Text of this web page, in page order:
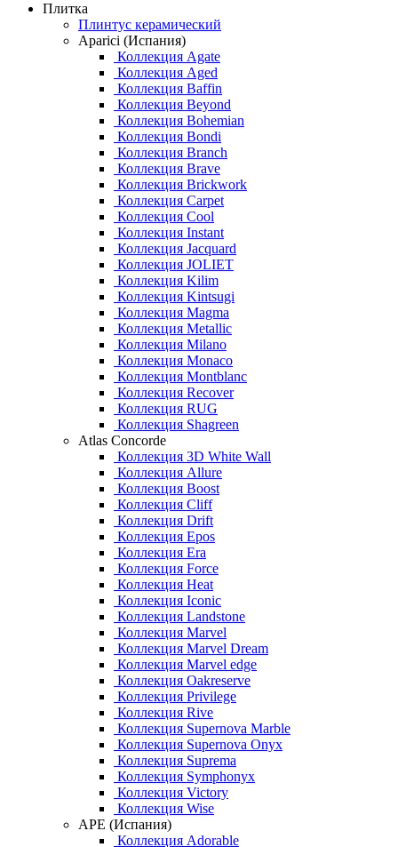
Плитка
Плинтус керамический
Aparici (Испания)
Коллекция Agate
Коллекция Aged
Коллекция Baffin
Коллекция Beyond
Коллекция Bohemian
Коллекция Bondi
Коллекция Branch
Коллекция Brave
Коллекция Brickwork
Коллекция Carpet
Коллекция Cool
Коллекция Instant
Коллекция Jacquard
Коллекция JOLIET
Коллекция Kilim
Коллекция Kintsugi
Коллекция Magma
Коллекция Metallic
Коллекция Milano
Коллекция Monaco
Коллекция Montblanc
Коллекция Recover
Коллекция RUG
Коллекция Shagreen
Atlas Concorde
Коллекция 3D White Wall
Коллекция Allure
Коллекция Boost
Коллекция Cliff
Коллекция Drift
Коллекция Epos
Коллекция Era
Коллекция Force
Коллекция Heat
Коллекция Iconic
Коллекция Landstone
Коллекция Marvel
Коллекция Marvel Dream
Коллекция Marvel edge
Коллекция Oakreserve
Коллекция Privilege
Коллекция Rive
Коллекция Supernova Marble
Коллекция Supernova Onyx
Коллекция Suprema
Коллекция Symphonyx
Коллекция Victory
Коллекция Wise
APE (Испания)
Коллекция Adorable